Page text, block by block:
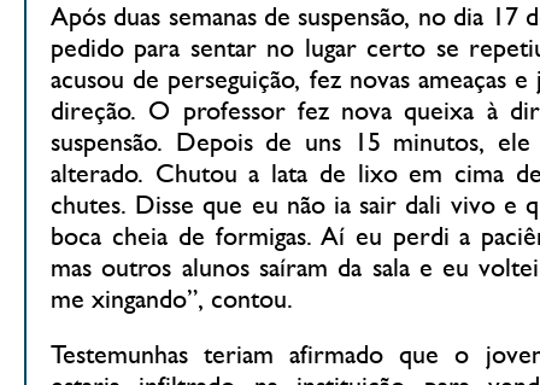
Após duas semanas de suspensão, no dia
pedido para sentar no lugar certo se
acusou de perseguição, fez novas ameaças
direção. O professor fez nova queixa à
suspensão. Depois de uns 15 minutos,
alterado. Chutou a lata de lixo em cima
chutes. Disse que eu não ia sair dali vivo e
boca cheia de formigas. Aí eu perdi a
mas outros alunos saíram da sala e eu
me xingando”, contou.
Testemunhas teriam afirmado que o